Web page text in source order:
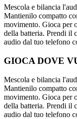
Mescola e bilancia
Mantienilo compatto
movimento. Gioca per
della batteria. Prendi il
audio dal tuo telefono
GIOCA DOVE
Mescola e bilancia
Mantienilo compatto
movimento. Gioca per
della batteria. Prendi il
audio dal tuo telefono